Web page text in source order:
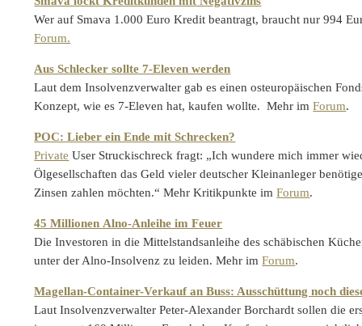
Wer auf Smava 1.000 Euro Kredit beantragt, braucht nur 994
Forum.
Aus Schlecker sollte 7-Eleven werden
Laut dem Insolvenzverwalter gab es einen osteuropäischen
Konzept, wie es 7-Eleven hat, kaufen wollte. Mehr imForum.
POC: Lieber ein Ende mit Schrecken?
Private User Struckischreck fragt: „Ich wundere mich immer
Ölgesellschaften das Geld vieler deutscher Kleinanleger
Zinsen zahlen möchten.“ Mehr Kritikpunkte imForum.
45 Millionen Alno-Anleihe im Feuer
Die Investoren in die Mittelstandsanleihe des schäbischen
unter der Alno-Insolvenz zu leiden. Mehr imForum.
Magellan-Container-Verkauf an Buss: Ausschüttung noch
Laut Insolvenzverwalter Peter-Alexander Borchardt sollen die